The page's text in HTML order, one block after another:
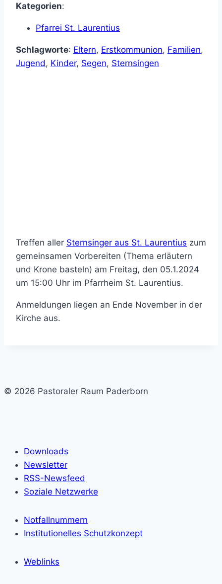
Kategorien:
Pfarrei St. Laurentius
Schlagworte: Eltern, Erstkommunion, Familien,
Jugend, Kinder, Segen, Sternsingen
Treffen aller Sternsinger aus St. Laurentius zum
gemeinsamen Vorbereiten (Thema erläutern
und Krone basteln) am Freitag, den 05.1.2024
um 15:00 Uhr im Pfarrheim St. Laurentius.
Anmeldungen liegen an Ende November in der
Kirche aus.
© 2026 Pastoraler Raum Paderborn
Downloads
Newsletter
RSS-Newsfeed
Soziale Netzwerke
Notfallnummern
Institutionelles Schutzkonzept
Weblinks